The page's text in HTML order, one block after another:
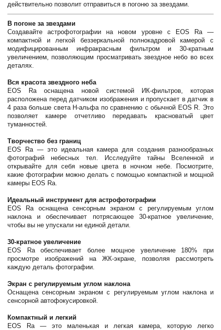
действительно позволит отправиться в погоню за звездами.
В погоне за звездами
Создавайте астрофотографии на новом уровне с EOS Ra —
компактной и легкой беззеркальной полнокадровой камерой с
модифицированным инфракрасным фильтром и 30-кратным
увеличением, позволяющим просматривать звездное небо во всех
деталях.
Вся красота звездного неба
EOS Ra оснащена новой системой ИК-фильтров, которая
расположена перед датчиком изображения и пропускает в датчик в
4 раза больше света H-альфа по сравнению с обычной EOS R. Это
позволяет камере отчетливо передавать красноватый цвет
туманностей.
Творчество без границ
EOS Ra — это идеальная камера для создания разнообразных
фотографий небесных тел. Исследуйте тайны Вселенной и
открывайте для себя новые цвета в ночном небе. Посмотрите,
какие фотографии можно делать с помощью компактной и мощной
камеры EOS Ra.
Идеальный инструмент для астрофотографии
EOS Ra оснащена сенсорным экраном с регулируемым углом
наклона и обеспечивает потрясающее 30-кратное увеличение,
чтобы вы не упускали ни единой детали.
30-кратное увеличение
EOS Ra обеспечивает более мощное увеличение 180% при
просмотре изображений на ЖК-экране, позволяя рассмотреть
каждую деталь фотографии.
Экран с регулируемым углом наклона
Оснащена сенсорным экраном с регулируемым углом наклона и
сенсорной автофокусировкой.
Компактный и легкий
EOS Ra — это маленькая и легкая камера, которую легко